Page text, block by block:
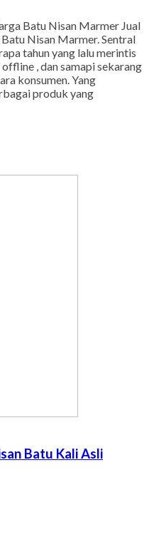
Batu Nisan Marmer Jual
Nisan Marmer. Sentral
tahun yang lalu merintis
, dan samapi sekarang
konsumen. Yang
produk yang
Batu Kali Asli